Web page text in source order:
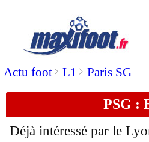
Actu foot> L1 > Paris SG
PSG :
Déjà intéressé par le
Inter: le départ
30/06 Séville
30/06 Liverpool:
30/06 OM : Amavi